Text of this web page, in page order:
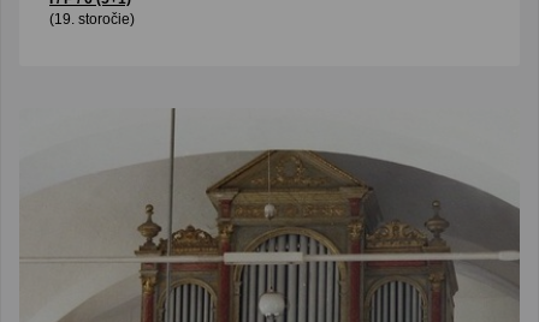
(19. storočie)